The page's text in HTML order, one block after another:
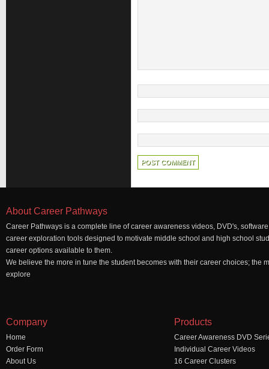
About Career Pathways
Career Pathways is a complete line of career awareness videos, DVD's,
career exploration tools designed to motivate middle school and high school
career options available to them.
We believe the more in tune the student becomes with their career choices; the
explore
Company
Home
Order Form
About Us
Products
Career Awareness DVD
Individual Career Videos
16 Career Clusters